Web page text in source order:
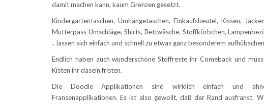
damit machen kann, kaum Grenzen gesetzt.
Kindergartentaschen, Umhängetaschen, Einkaufsbeutel, Kissen,
Mutterpass Umschläge, Shirts, Bettwäsche, Stoffkörbchen,
.. lassen sich einfach und schnell zu etwas ganz besonderem
Endlich haben auch wunderschöne Stoffreste ihr Comeback und
Kisten ihr dasein fristen.
Die Doodle Applikationen sind wirklich einfach und
Fransenapplikationen. Es ist also gewollt, daß der Rand ausfranst.